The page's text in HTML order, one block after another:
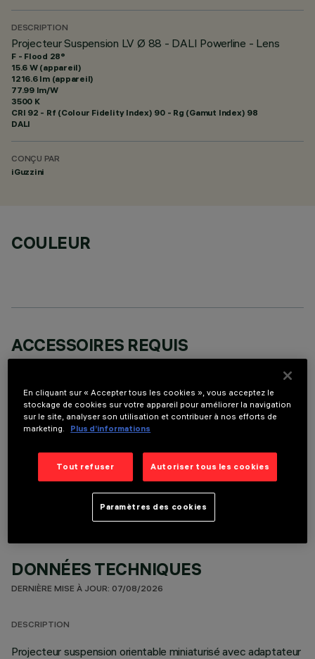
DESCRIPTION
Projecteur Suspension LV Ø 88 - DALI Powerline - Lens
F - Flood 28°
15.6 W (appareil)
1216.6 lm (appareil)
77.99 lm/W
3500 K
CRI 92 - Rf (Colour Fidelity Index) 90 - Rg (Gamut Index) 98
DALI
CONÇU PAR
iGuzzini
COULEUR
ACCESSOIRES REQUIS
COMPOSANTS OPTIONNELS
DONNÉES TECHNIQUES
DERNIÈRE MISE À JOUR: 07/08/2026
DESCRIPTION
Projecteur suspension orientable miniaturisé avec adaptateur
En cliquant sur « Accepter tous les cookies », vous acceptez le
stockage de cookies sur votre appareil pour améliorer la navigation
sur le site, analyser son utilisation et contribuer à nos efforts de
marketing.
Plus d’informations
Tout refuser Autoriser tous les cookies
Paramètres des cookies